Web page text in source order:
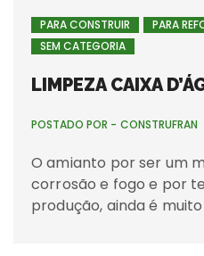
PARA CONSTRUIR PARA
SEM CATEGORIA
LIMPEZA CAIXA
POSTADO POR - CONSTRUFRAN
O amianto por ser um
corrosão e fogo e por
produção, ainda é